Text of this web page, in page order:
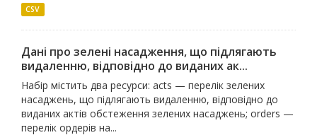
CSV
Дані про зелені насадження, що підлягають
видаленню, відповідно до виданих ак...
Набір містить два ресурси: acts — перелік зелених
насаджень, що підлягають видаленню, відповідно до
виданих актів обстеження зелених насаджень; orders —
перелік ордерів на...